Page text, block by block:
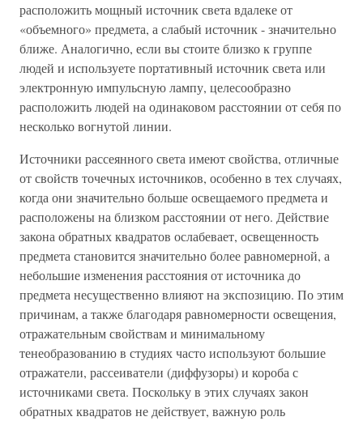
расположить мощный источник света вдалеке от
«объемного» предмета, а слабый источник - значительно
ближе. Аналогично, если вы стоите близко к группе
людей и используете портативный источник света или
электронную импульсную лампу, целесообразно
расположить людей на одинаковом расстоянии от себя по
несколько вогнутой линии.
Источники рассеянного света имеют свойства, отличные
от свойств точечных источников, особенно в тех случаях,
когда они значительно больше освещаемого предмета и
расположены на близком расстоянии от него. Действие
закона обратных квадратов ослабевает, освещенность
предмета становится значительно более равномерной, а
небольшие изменения расстояния от источника до
предмета несущественно влияют на экспозицию. По этим
причинам, а также благодаря равномерности освещения,
отражательным свойствам и минимальному
тенеобразованию в студиях часто используют большие
отражатели, рассеиватели (диффузоры) и короба с
источниками света. Поскольку в этих случаях закон
обратных квадратов не действует, важную роль